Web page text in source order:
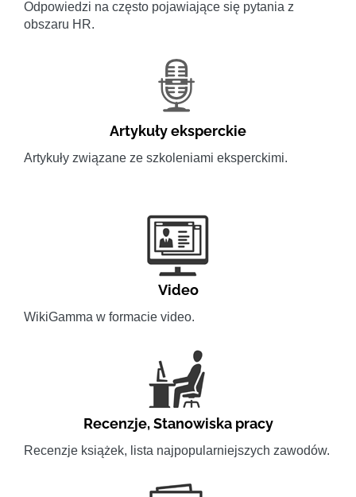
Odpowiedzi na często pojawiające się pytania z
obszaru HR.
Artykuły eksperckie
Artykuły związane ze szkoleniami eksperckimi.
Video
WikiGamma w formacie video.
Recenzje,Stanowiska pracy
Recenzje książek, lista najpopularniejszych zawodów.